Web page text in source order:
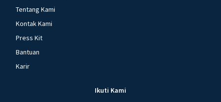
Tentang Kami
Kontak Kami
Press Kit
Bantuan
Karir
Ikuti Kami